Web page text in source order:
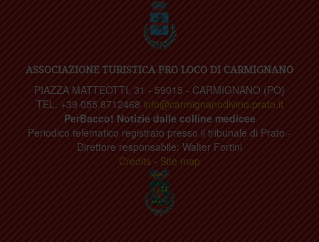
ASSOCIAZIONE TURISTICA PRO LOCO DI CARMIGNANO
PIAZZA MATTEOTTI, 31 - 59015 - CARMIGNANO (PO)
TEL. +39 055 8712468 info@carmignanodivino.prato.it
PerBacco! Notizie dalle colline medicee
Periodico telematico registrato presso il tribunale di Prato -
Direttore responsabile: Walter Fortini
Credits - Site map